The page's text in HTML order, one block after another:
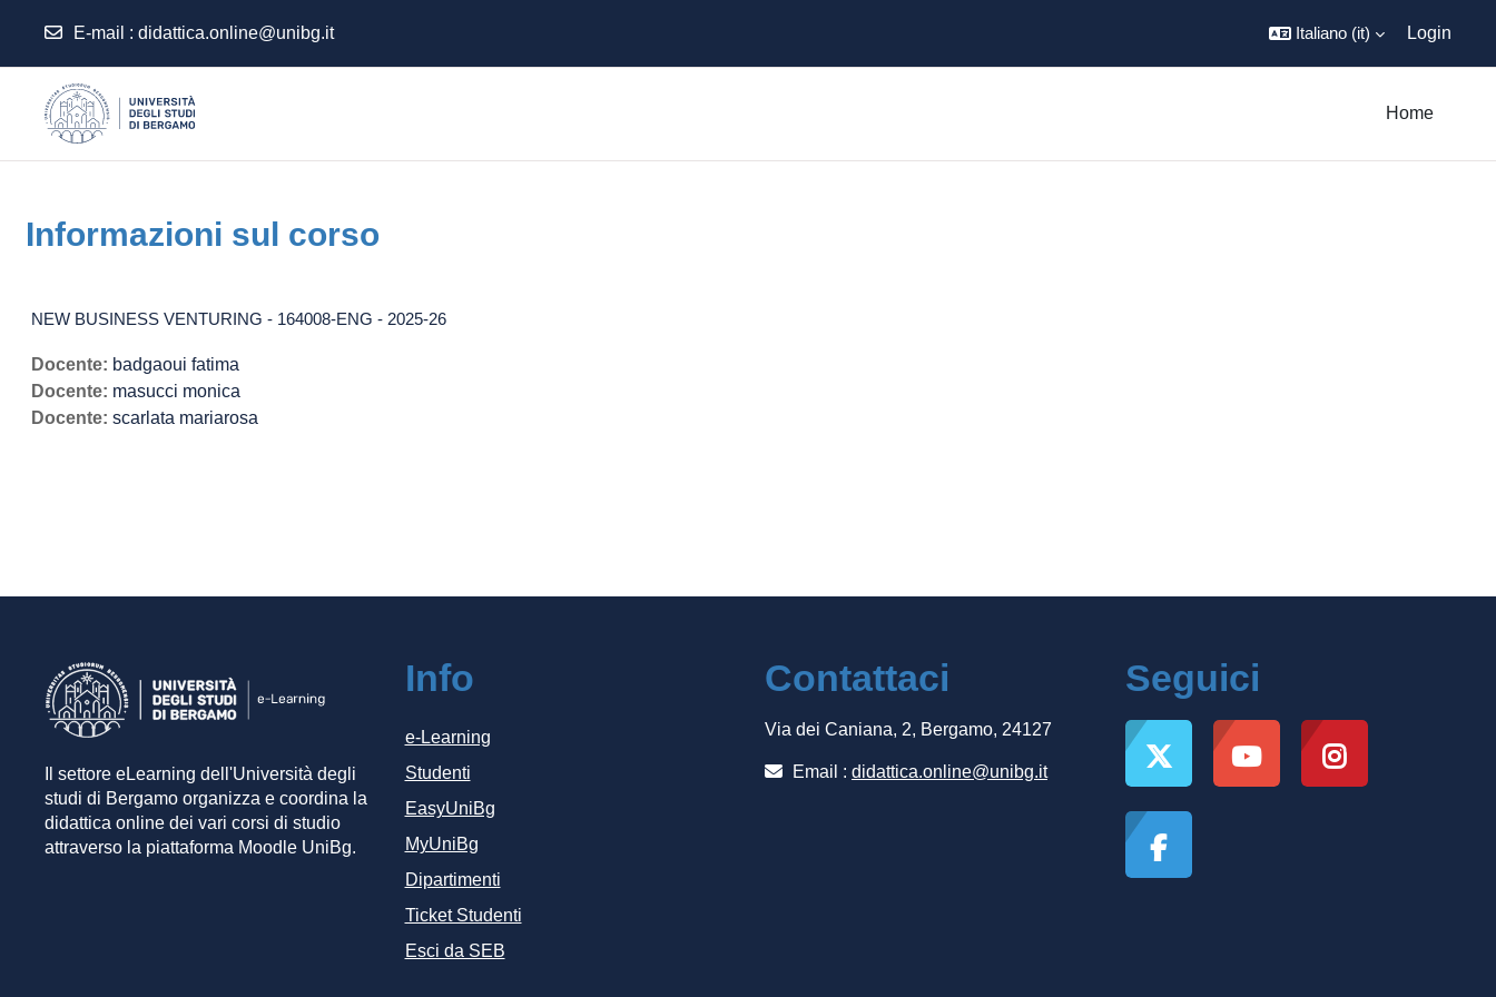
E-mail : didattica.online@unibg.it Italiano ‎(it)‎ Login
Home
Informazioni sul corso
NEW BUSINESS VENTURING - 164008-ENG - 2025-26
Docente: badgaoui fatima
Docente: masucci monica
Docente: scarlata mariarosa
Il settore eLearning dell'Università degli
studi di Bergamo organizza e coordina la
didattica online dei vari corsi di studio
attraverso la piattaforma Moodle UniBg.
Info
e-Learning
Studenti
EasyUniBg
MyUniBg
Dipartimenti
Ticket Studenti
Esci da SEB
Contattaci
Via dei Caniana, 2, Bergamo, 24127
Email : didattica.online@unibg.it
Seguici